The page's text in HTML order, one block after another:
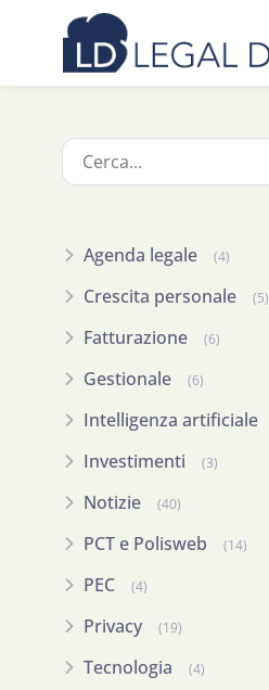
Agenda legale (4)
Crescita personale (5)
Fatturazione (6)
Gestionale (6)
Intelligenza artificiale
Investimenti (3)
Notizie (40)
PCT e Polisweb (14)
PEC (4)
Privacy (19)
Tecnologia (4)